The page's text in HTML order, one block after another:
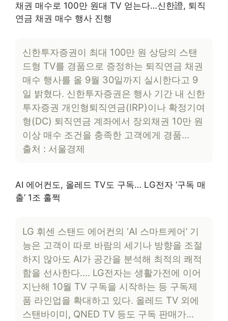
채권 매수로 100만 원대 TV 얻는다…신한證, 퇴직
연금 채권 매수 행사 진행
신한투자증권이 최대 100만 원 상당의 스탠
드형 TV를 경품으로 증정하는 퇴직연금 채권
매수 행사를 올 9월 30일까지 실시한다고 9
일 밝혔다. 신한투자증권은 행사 기간 내 신한
투자증권 개인형퇴직연금(IRP)이나 확정기여
형(DC) 퇴직연금 계좌에서 장외채권 10만 원
이상 매수 조건을 충족한 고객에게 경품…
출처 : 서울경제
AI 에어컨도, 올레드 TV도 구독… LG전자 ‘구독 매
출’ 1조 훌쩍
LG 휘센 스탠드 에어컨의 ‘AI 스마트케어’ 기
능은 고객이 따로 바람의 세기나 방향을 조절
하지 않아도 AI가 공간을 분석해 최적의 쾌적
함을 선사한다…. LG전자는 생활가전에 이어
지난해 10월 TV 구독을 시작하는 등 구독제
품 라인업을 확대하고 있다. 올레드 TV 외에
스탠바이미, QNED TV 등도 구독 판매가…